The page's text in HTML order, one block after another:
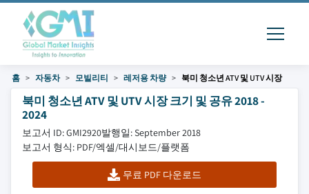
홈 자동차 모빌리티 레저용 차량 북미 청소년 ATV 및 UTV 시장
북미 청소년 ATV 및 UTV 시장 크기 및 공유 2018 -
2024
보고서 ID: GMI2920발행일: September 2018
보고서 형식: PDF/엑셀/대시보드/플랫폼
무료 PDF 다운로드